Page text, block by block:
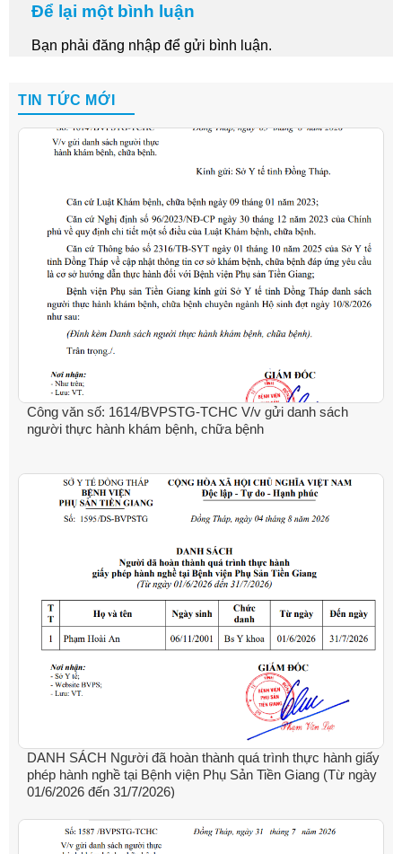
Để lại một bình luận
Bạn phải đăng nhậpđể gửi bình luận.
TIN TỨC MỚI
Công văn số: 1614/BVPSTG-TCHC V/v gửi danh sách
người thực hành khám bệnh, chữa bệnh
DANH SÁCH Người đã hoàn thành quá trình thực hành giấy
phép hành nghề tại Bệnh viện Phụ Sản Tiền Giang (Từ ngày
01/6/2026 đến 31/7/2026)